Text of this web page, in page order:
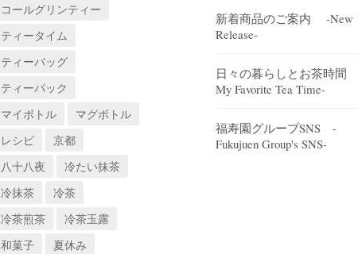
コールグリンティー
ティータイム
ティーバッグ
ティーパック
マイボトル
マグボトル
レシピ
京都
八十八夜
冷たい抹茶
冷抹茶
冷茶
冷茶煎茶
冷茶玉露
和菓子
夏休み
新着商品のご案内 -New
Release-
日々の暮らしとお茶時間
My Favorite Tea Time-
福寿園グループSNS -
Fukujuen Group's SNS-